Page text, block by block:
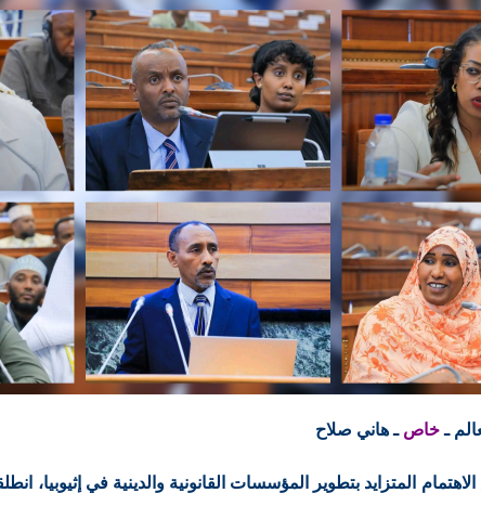
ـخاص ـ هاني صلاح
المتزايد بتطوير المؤسسات القانونية والدينية في إثيوبيا،